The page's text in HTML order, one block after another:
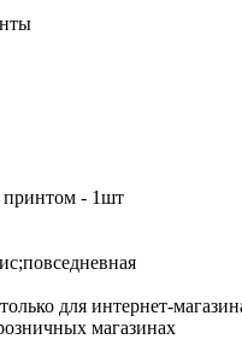
принтом - 1шт
для интернет-
магазинах